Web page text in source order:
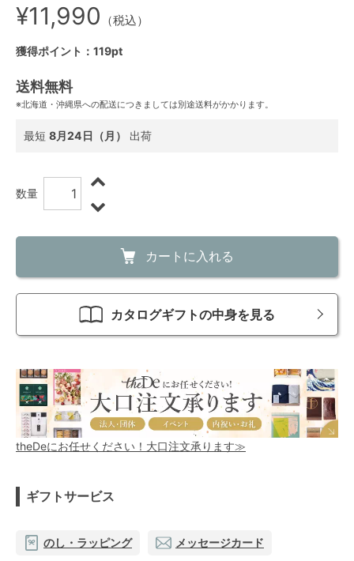
¥11,990 （税込）
獲得ポイント：119pt
送料無料
※北海道・沖縄県への配送につきましては別途送料がかかります。
最短 8月24日（月） 出荷
数量
カートに入れる
カタログギフトの中身を見る
theDeにお任せください！大口注文承ります≫
ギフトサービス
のし・ラッピング メッセージカード